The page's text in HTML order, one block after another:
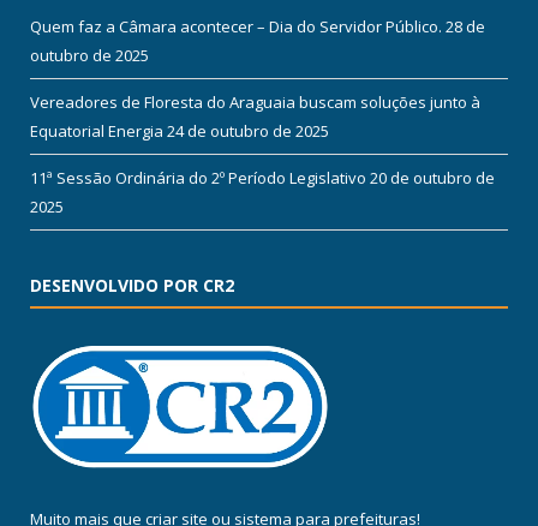
Quem faz a Câmara acontecer – Dia do Servidor Público. 28 de
outubro de 2025
Vereadores de Floresta do Araguaia buscam soluções junto à
Equatorial Energia 24 de outubro de 2025
11ª Sessão Ordinária do 2º Período Legislativo 20 de outubro de
2025
DESENVOLVIDO POR CR2
Muito mais que criar site ou sistema para prefeituras!